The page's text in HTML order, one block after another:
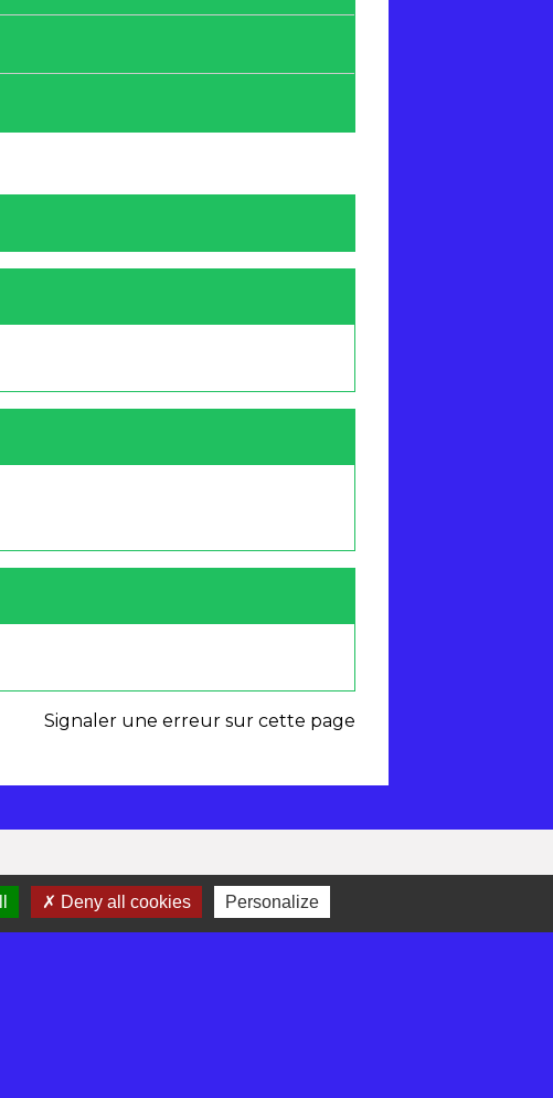
Signaler une erreur sur cette page
Deny all cookies Personalize